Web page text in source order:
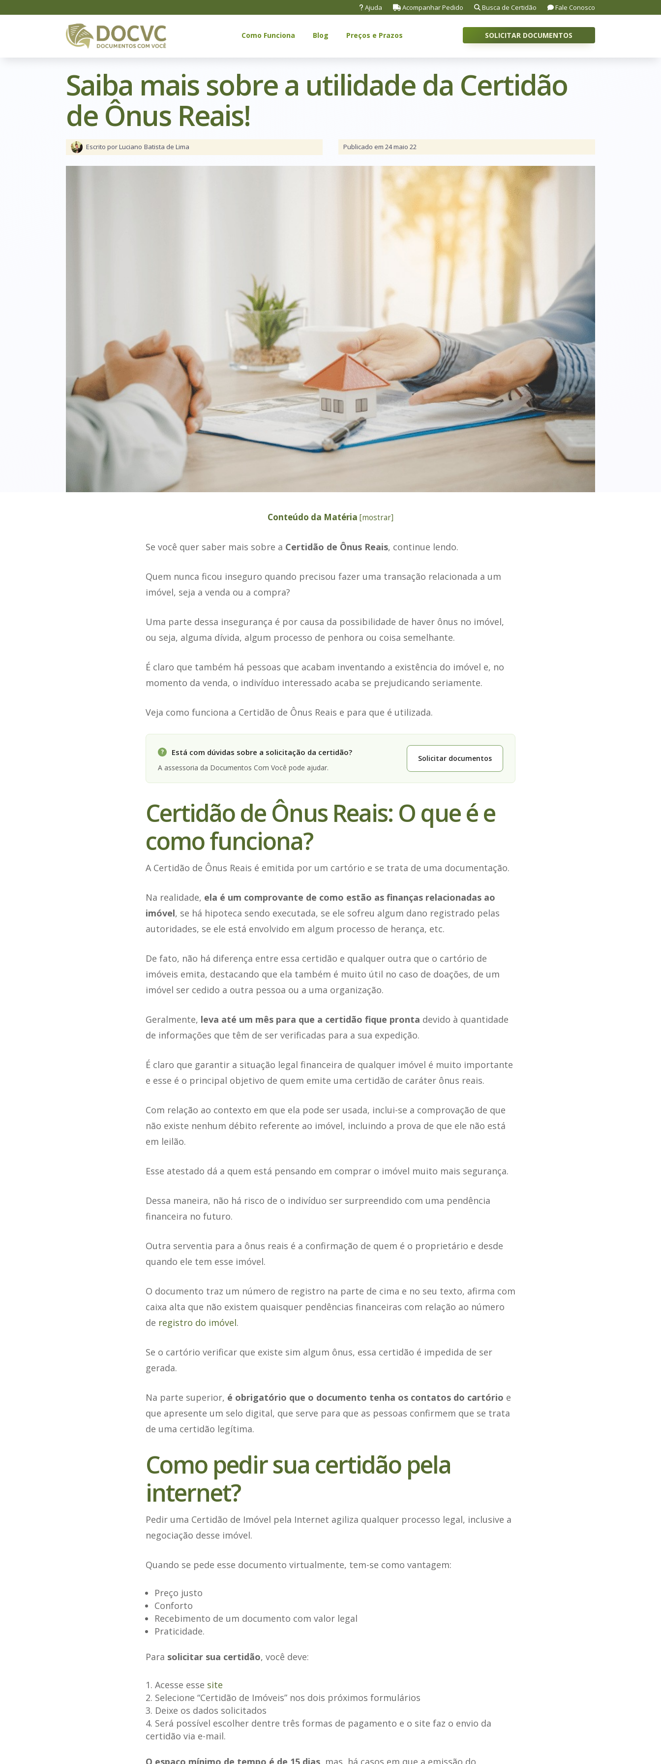
Ajuda Acompanhar Pedido Busca de Certidão Fale Conosco
Como Funciona Blog Preços e Prazos SOLICITAR DOCUMENTOS
Saiba mais sobre a utilidade da Certidão
de Ônus Reais!
Escrito por Luciano Batista de Lima Publicado em 24 maio 22
Conteúdo da Matéria [mostrar]
Se você quer saber mais sobre a Certidão de Ônus Reais, continue lendo.
Quem nunca ficou inseguro quando precisou fazer uma transação relacionada a um
imóvel, seja a venda ou a compra?
Uma parte dessa insegurança é por causa da possibilidade de haver ônus no imóvel,
ou seja, alguma dívida, algum processo de penhora ou coisa semelhante.
É claro que também há pessoas que acabam inventando a existência do imóvel e, no
momento da venda, o indivíduo interessado acaba se prejudicando seriamente.
Veja como funciona a Certidão de Ônus Reais e para que é utilizada.
? Está com dúvidas sobre a solicitação da certidão?
A assessoria da Documentos Com Você pode ajudar.
Solicitar documentos
Certidão de Ônus Reais: O que é e
como funciona?
A Certidão de Ônus Reais é emitida por um cartório e se trata de uma documentação.
Na realidade, ela é um comprovante de como estão as finanças relacionadas ao
imóvel, se há hipoteca sendo executada, se ele sofreu algum dano registrado pelas
autoridades, se ele está envolvido em algum processo de herança, etc.
De fato, não há diferença entre essa certidão e qualquer outra que o cartório de
imóveis emita, destacando que ela também é muito útil no caso de doações, de um
imóvel ser cedido a outra pessoa ou a uma organização.
Geralmente, leva até um mês para que a certidão fique pronta devido à quantidade
de informações que têm de ser verificadas para a sua expedição.
É claro que garantir a situação legal financeira de qualquer imóvel é muito importante
e esse é o principal objetivo de quem emite uma certidão de caráter ônus reais.
Com relação ao contexto em que ela pode ser usada, inclui-se a comprovação de que
não existe nenhum débito referente ao imóvel, incluindo a prova de que ele não está
em leilão.
Esse atestado dá a quem está pensando em comprar o imóvel muito mais segurança.
Dessa maneira, não há risco de o indivíduo ser surpreendido com uma pendência
financeira no futuro.
Outra serventia para a ônus reais é a confirmação de quem é o proprietário e desde
quando ele tem esse imóvel.
O documento traz um número de registro na parte de cima e no seu texto, afirma com
caixa alta que não existem quaisquer pendências financeiras com relação ao número
de registro do imóvel.
Se o cartório verificar que existe sim algum ônus, essa certidão é impedida de ser
gerada.
Na parte superior, é obrigatório que o documento tenha os contatos do cartório e
que apresente um selo digital, que serve para que as pessoas confirmem que se trata
de uma certidão legítima.
Como pedir sua certidão pela
internet?
Pedir uma Certidão de Imóvel pela Internet agiliza qualquer processo legal, inclusive a
negociação desse imóvel.
Quando se pede esse documento virtualmente, tem-se como vantagem:
Preço justo
Conforto
Recebimento de um documento com valor legal
Praticidade.
Para solicitar sua certidão, você deve:
Acesse esse site
Selecione “Certidão de Imóveis” nos dois próximos formulários
Deixe os dados solicitados
Será possível escolher dentre três formas de pagamento e o site faz o envio da
certidão via e-mail.
O espaço mínimo de tempo é de 15 dias, mas, há casos em que a emissão do